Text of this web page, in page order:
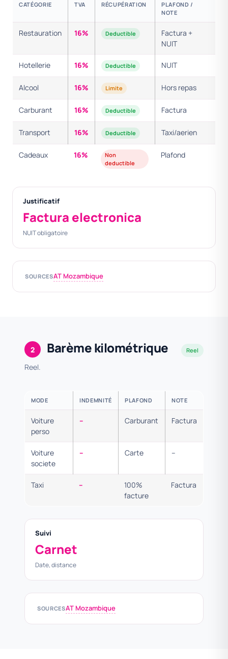
CATÉGORIE TVA RÉCUPÉRATION
PLAFOND /
NOTE
Restauration 16% Deductible
Factura +
NUIT
Hotellerie 16% Deductible NUIT
Alcool 16% Limite Hors repas
Carburant 16% Deductible Factura
Transport 16% Deductible Taxi/aerien
Cadeaux 16%
Non
deductible
Plafond
Justificatif
Factura electronica
NUIT obligatoire
SOURCESAT Mozambique
2 Barème kilométrique
Reel.
Reel
MODE INDEMNITÉ PLAFOND NOTE
Voiture
perso
– Carburant Factura
Voiture
societe
– Carte –
Taxi –
100%
facture
Factura
Suivi
Carnet
Date, distance
SOURCESAT Mozambique